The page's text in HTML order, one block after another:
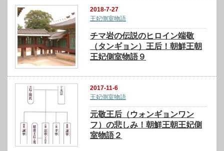
2018-7-27
王妃側室物語
チマ岩の伝説のヒロイン端敬
（タンギョン）王后！朝鮮王朝
王妃側室物語９
2017-11-6
王妃側室物語
元敬王后（ウォンギョンワン
フ）の悲しみ！朝鮮王朝王妃側
室物語２